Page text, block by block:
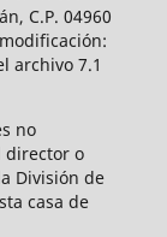
C.P. 04960
archivo 7.1
no
director o
División de
casa de